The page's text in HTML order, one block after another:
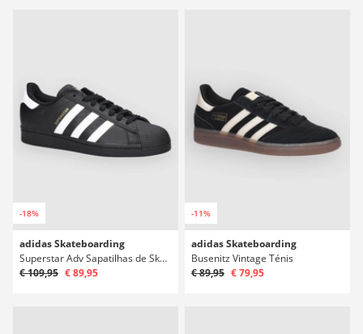
-18%
adidas Skateboarding
Superstar Adv Sapatilhas de Skate
€ 109,95 € 89,95
-11%
adidas Skateboarding
Busenitz Vintage Ténis
€ 89,95 € 79,95